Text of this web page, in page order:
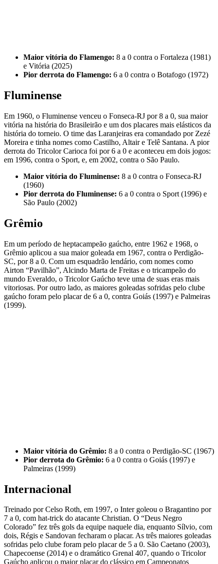
Maior vitória do Flamengo: 8 a 0 contra o Fortaleza (1981)
e Vitória (2025)
Pior derrota do Flamengo: 6 a 0 contra o Botafogo (1972)
Fluminense
Em 1960, o Fluminense venceu o Fonseca-RJ por 8 a 0, sua maior
vitória na história do Brasileirão e um dos placares mais elásticos da
história do torneio. O time das Laranjeiras era comandado por Zezé
Moreira e tinha nomes como Castilho, Altair e Telê Santana. A pior
derrota do Tricolor Carioca foi por 6 a 0 e aconteceu em dois jogos:
em 1996, contra o Sport, e, em 2002, contra o São Paulo.
Maior vitória do Fluminense: 8 a 0 contra o Fonseca-RJ
(1960)
Pior derrota do Fluminense: 6 a 0 contra o Sport (1996) e
São Paulo (2002)
Grêmio
Em um período de heptacampeão gaúcho, entre 1962 e 1968, o
Grêmio aplicou a sua maior goleada em 1967, contra o Perdigão-
SC, por 8 a 0. Com um esquadrão lendário, com nomes como
Airton “Pavilhão”, Alcindo Marta de Freitas e o tricampeão do
mundo Everaldo, o Tricolor Gaúcho teve uma de suas eras mais
vitoriosas. Por outro lado, as maiores goleadas sofridas pelo clube
gaúcho foram pelo placar de 6 a 0, contra Goiás (1997) e Palmeiras
(1999).
Maior vitória do Grêmio: 8 a 0 contra o Perdigão-SC (1967)
Pior derrota do Grêmio: 6 a 0 contra o Goiás (1997) e
Palmeiras (1999)
Internacional
Treinado por Celso Roth, em 1997, o Inter goleou o Bragantino por
7 a 0, com hat-trick do atacante Christian. O “Deus Negro
Colorado” fez três gols da equipe naquele dia, enquanto Sílvio, com
dois, Régis e Sandovan fecharam o placar. As três maiores goleadas
sofridas pelo clube foram pelo placar de 5 a 0. São Caetano (2003),
Chapecoense (2014) e o dramático Grenal 407, quando o Tricolor
Gaúcho aplicou o maior placar do clássico em Campeonatos